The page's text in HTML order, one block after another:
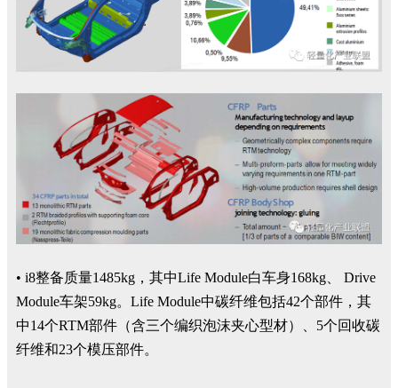
• i8整备质量1485kg，其中Life Module白车身168kg、 Drive
Module车架59kg。Life Module中碳纤维包括42个部件，其
中14个RTM部件（含三个编织泡沫夹心型材）、5个回收碳
纤维和23个模压部件。